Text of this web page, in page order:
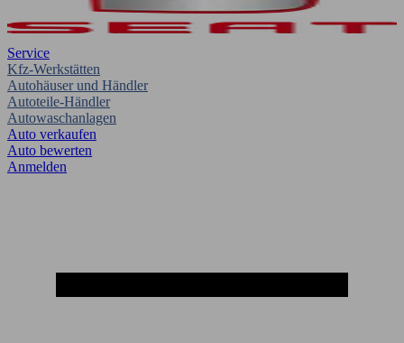
Service
Kfz-Werkstätten
Autohäuser und Händler
Autoteile-Händler
Autowaschanlagen
Auto verkaufen
Auto bewerten
Anmelden